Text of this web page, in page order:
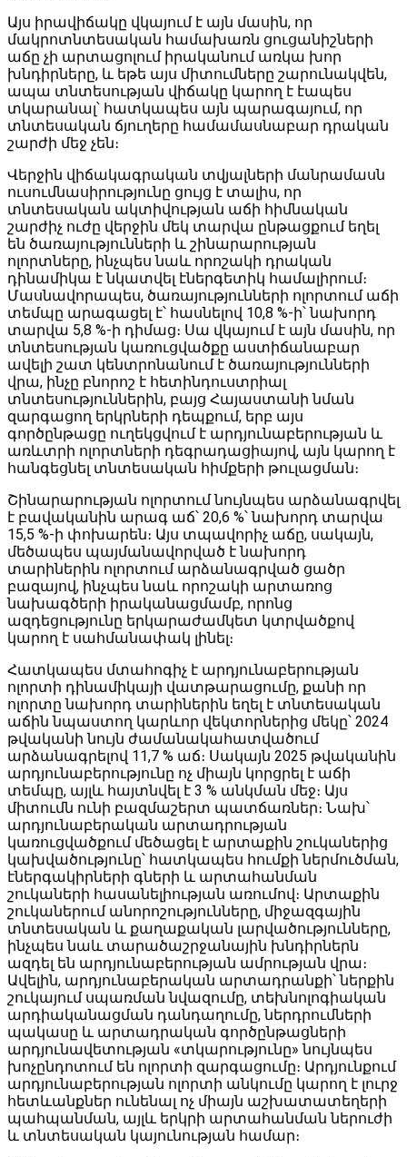
Այս իրավիճակը վկայում է այն մասին, որ
մակրոտնտեսական համախառն ցուցանիշների
աճը չի արտացոլում իրականում առկա խոր
խնդիրները, և եթե այս միտումները շարունակվեն,
ապա տնտեսության վիճակը կարող է էապես
տկարանալ՝ հատկապես այն պարագայում, որ
տնտեսական ճյուղերը համամասնաբար դրական
շարժի մեջ չեն։
Վերջին վիճակագրական տվյալների մանրամասն
ուսումնասիրությունը ցույց է տալիս, որ
տնտեսական ակտիվության աճի հիմնական
շարժիչ ուժը վերջին մեկ տարվա ընթացքում եղել
են ծառայությունների և շինարարության
ոլորտները, ինչպես նաև որոշակի դրական
դինամիկա է նկատվել էներգետիկ համալիրում։
Մասնավորապես, ծառայությունների ոլորտում աճի
տեմպը արագացել է՝ հասնելով 10,8 %-ի՝ նախորդ
տարվա 5,8 %-ի դիմաց։ Սա վկայում է այն մասին, որ
տնտեսության կառուցվածքը աստիճանաբար
ավելի շատ կենտրոնանում է ծառայությունների
վրա, ինչը բնորոշ է հետինդուստրիալ
տնտեսություններին, բայց Հայաստանի նման
զարգացող երկրների դեպքում, երբ այս
գործընթացը ուղեկցվում է արդյունաբերության և
առևտրի ոլորտների դեգրադացիայով, այն կարող է
հանգեցնել տնտեսական հիմքերի թուլացման։
Շինարարության ոլորտում նույնպես արձանագրվել
է բավականին արագ աճ՝ 20,6 %՝ նախորդ տարվա
15,5 %-ի փոխարեն։ Այս տպավորիչ աճը, սակայն,
մեծապես պայմանավորված է նախորդ
տարիներին ոլորտում արձանագրված ցածր
բազայով, ինչպես նաև որոշակի արտառոց
նախագծերի իրականացմամբ, որոնց
ազդեցությունը երկարաժամկետ կտրվածքով
կարող է սահմանափակ լինել։
Հատկապես մտահոգիչ է արդյունաբերության
ոլորտի դինամիկայի վատթարացումը, քանի որ
ոլորտը նախորդ տարիներին եղել է տնտեսական
աճին նպաստող կարևոր վեկտորներից մեկը՝ 2024
թվականի նույն ժամանակահատվածում
արձանագրելով 11,7 % աճ։ Սակայն 2025 թվականին
արդյունաբերությունը ոչ միայն կորցրել է աճի
տեմպը, այլև հայտնվել է 3 % անկման մեջ։ Այս
միտումն ունի բազմաշերտ պատճառներ։ Նախ՝
արդյունաբերական արտադրության
կառուցվածքում մեծացել է արտաքին շուկաներից
կախվածությունը՝ հատկապես հումքի ներմուծման,
էներգակիրների գների և արտահանման
շուկաների հասանելիության առումով։ Արտաքին
շուկաներում անորոշությունները, միջազգային
տնտեսական և քաղաքական լարվածությունները,
ինչպես նաև տարածաշրջանային խնդիրներն
ազդել են արդյունաբերության ամրության վրա։
Ավելին, արդյունաբերական արտադրանքի՝ ներքին
շուկայում սպառման նվազումը, տեխնոլոգիական
արդիականացման դանդաղումը, ներդրումների
պակասը և արտադրական գործընթացների
արդյունավետության «տկարությունը» նույնպես
խոչընդոտում են ոլորտի զարգացումը։ Արդյունքում
արդյունաբերության ոլորտի անկումը կարող է լուրջ
հետևանքներ ունենալ ոչ միայն աշխատատեղերի
պահպանման, այլև երկրի արտահանման ներուժի
և տնտեսական կայունության համար։